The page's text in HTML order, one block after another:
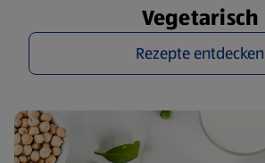
Vegetarisch
Rezepte entdecken